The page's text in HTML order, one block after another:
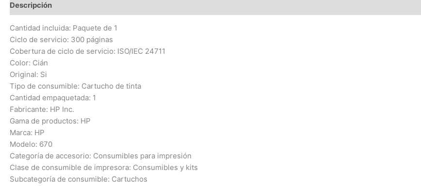
Descripción
Cantidad incluida: Paquete de 1
Ciclo de servicio: 300 páginas
Cobertura de ciclo de servicio: ISO/IEC 24711
Color: Cián
Original: Si
Tipo de consumible: Cartucho de tinta
Cantidad empaquetada: 1
Fabricante: HP Inc.
Gama de productos: HP
Marca: HP
Modelo: 670
Categoría de accesorio: Consumibles para impresión
Clase de consumible de impresora: Consumibles y kits
Subcategoría de consumible: Cartuchos